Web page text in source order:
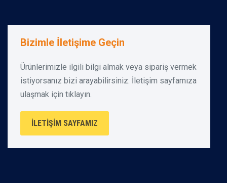
Bizimle İletişime Geçin
Ürünlerimizle ilgili bilgi almak veya sipariş vermek
istiyorsanız bizi arayabilirsiniz. İletişim sayfamıza
ulaşmak için tıklayın.
İLETIŞIM SAYFAMIZ